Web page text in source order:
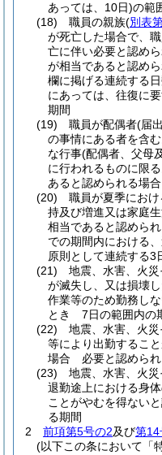
あっては、10日)の範
(18)
職員の親族(別表
が死亡した場合で、
亡に伴い必要と認め
が相当であると認め
欄に掲げる連続する
にあっては、往復に
期間
(19)
職員が配偶者(届
の事情にある者を含
な行事(配偶者、父母
に行われるものに限
あると認められる場
(20)
職員が夏季にお
持及び増進又は家庭
相当であると認めら
での期間内における
原則として連続する3
(21)
地震、水害、火
が滅失し、又は損壊
作業等のため勤務し
とき 7日の範囲内の
(22)
地震、水害、火
等により出勤するこ
場合 必要と認められ
(23)
地震、水害、火
退勤途上における身
ことがやむを得ない
る期間
2
前項第5号の2及び第14
(以下この条において「